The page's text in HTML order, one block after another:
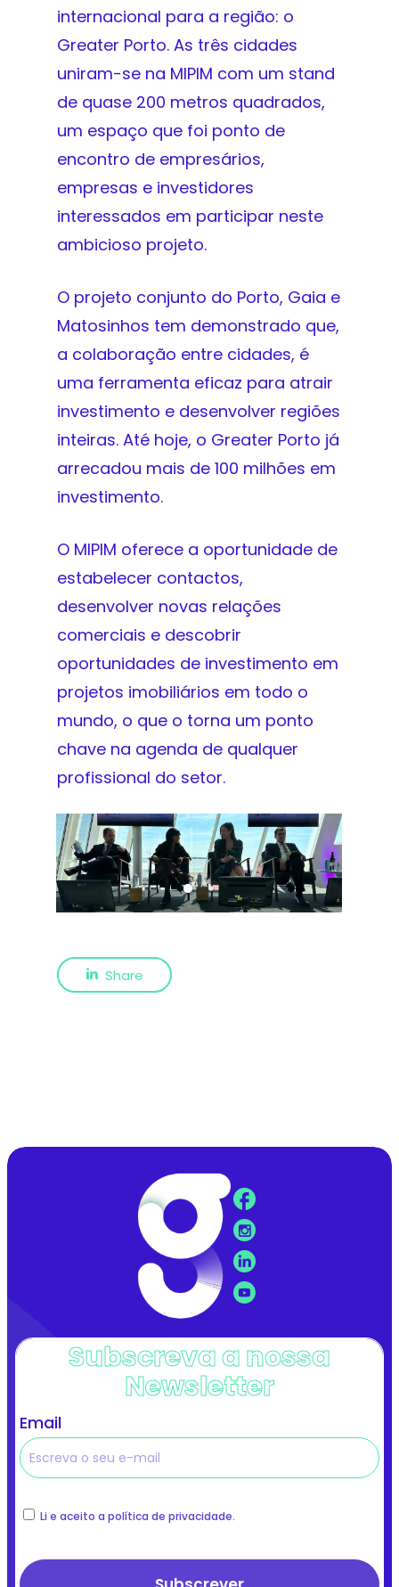
internacional para a região: o
Greater Porto. As três cidades
uniram-se na MIPIM com um stand
de quase 200 metros quadrados,
um espaço que foi ponto de
encontro de empresários,
empresas e investidores
interessados em participar neste
ambicioso projeto.
O projeto conjunto do Porto, Gaia e
Matosinhos tem demonstrado que,
a colaboração entre cidades, é
uma ferramenta eficaz para atrair
investimento e desenvolver regiões
inteiras. Até hoje, o Greater Porto já
arrecadou mais de 100 milhões em
investimento.
O MIPIM oferece a oportunidade de
estabelecer contactos,
desenvolver novas relações
comerciais e descobrir
oportunidades de investimento em
projetos imobiliários em todo o
mundo, o que o torna um ponto
chave na agenda de qualquer
profissional do setor.
Share
Subscreva a nossa
Newsletter
Email
Li e aceito a política de privacidade.